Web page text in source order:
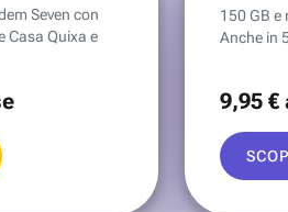
Seven con
Casa Quixa e
150 GB e
Anche in
9,95 €